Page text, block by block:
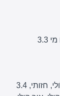
3.3 הנהלת האתר – אסף לבבי שירותי יצירתיות ו/או מי
3.4 מידע ו/או תוכן – מידע מכל מין וסוג, כל תוכן מילולי, חזותי,